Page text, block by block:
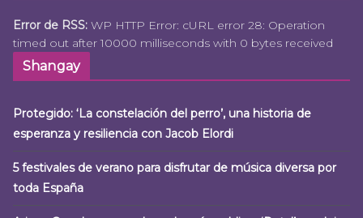
Error de RSS: WP HTTP Error: cURL error 28: Operation
timed out after 10000 milliseconds with 0 bytes received
Shangay
Protegido: ‘La constelación del perro’, una historia de
esperanza y resiliencia con Jacob Elordi
5 festivales de verano para disfrutar de música diversa por
toda España